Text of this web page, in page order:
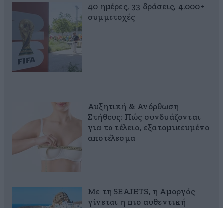
40 ημέρες, 33 δράσεις, 4.000+
συμμετοχές
Αυξητική & Ανόρθωση
Στήθους: Πώς συνδυάζονται
για το τέλειο, εξατομικευμένο
αποτέλεσμα
Με τη SEAJETS, η Αμοργός
γίνεται η πιο αυθεντική